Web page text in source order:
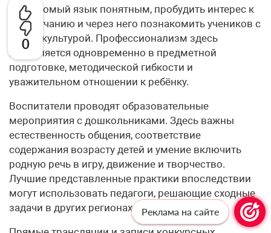
0
незнакомый язык понятным, пробудить интерес к
его звучанию и через него познакомить учеников с
новой культурой. Профессионализм здесь
проявляется одновременно в предметной
подготовке, методической гибкости и
уважительном отношении к ребёнку.
Воспитатели проводят образовательные
мероприятия с дошкольниками. Здесь важны
естественность общения, соответствие
содержания возрасту детей и умение включить
родную речь в игру, движение и творчество.
Лучшие представленные практики впоследствии
могут использовать педагоги, решающие сходные
задачи в других регионах.
Реклама на сайте